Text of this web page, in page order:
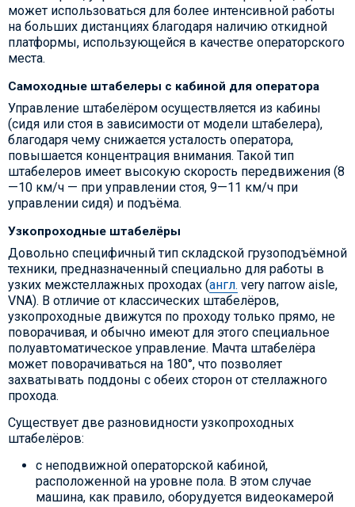
может использоваться для более интенсивной работы
на больших дистанциях благодаря наличию откидной
платформы, использующейся в качестве операторского
места.
Самоходные штабелеры с кабиной для оператора
Управление штабелёром осуществляется из кабины
(сидя или стоя в зависимости от модели штабелера),
благодаря чему снижается усталость оператора,
повышается концентрация внимания. Такой тип
штабелеров имеет высокую скорость передвижения (8
—10 км/ч — при управлении стоя, 9—11 км/ч при
управлении сидя) и подъёма.
Узкопроходные штабелёры
Довольно специфичный тип складской грузоподъёмной
техники, предназначенный специально для работы в
узких межстеллажных проходах (англ. very narrow aisle,
VNA). В отличие от классических штабелёров,
узкопроходные движутся по проходу только прямо, не
поворачивая, и обычно имеют для этого специальное
полуавтоматическое управление. Мачта штабелёра
может поворачиваться на 180°, что позволяет
захватывать поддоны с обеих сторон от стеллажного
прохода.
Существует две разновидности узкопроходных
штабелёров:
с неподвижной операторской кабиной,
расположенной на уровне пола. В этом случае
машина, как правило, оборудуется видеокамерой